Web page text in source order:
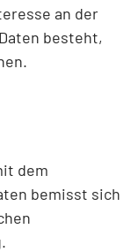
an der
besteht,
dem
bemisst sich